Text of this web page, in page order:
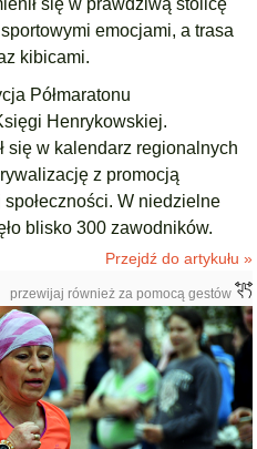
się w prawdziwą stolicę
emocjami, a trasa
kibicami.
Półmaratonu
Henrykowskiej.
się w kalendarz regionalnych
z promocją
W niedzielne
blisko 300 zawodników.
Przejdź do artykułu »
przewijaj również za pomocą gestów